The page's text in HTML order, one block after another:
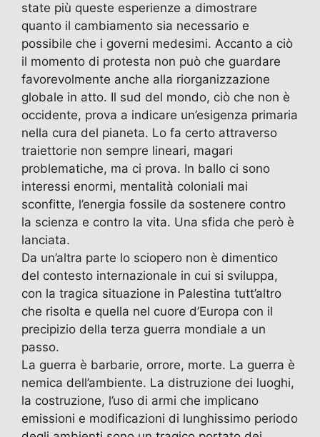
state più queste esperienze a dimostrare
quanto il cambiamento sia necessario e
possibile che i governi medesimi. Accanto a ciò
il momento di protesta non può che guardare
favorevolmente anche alla riorganizzazione
globale in atto. Il sud del mondo, ciò che non è
occidente, prova a indicare un’esigenza primaria
nella cura del pianeta. Lo fa certo attraverso
traiettorie non sempre lineari, magari
problematiche, ma ci prova. In ballo ci sono
interessi enormi, mentalità coloniali mai
sconfitte, l’energia fossile da sostenere contro
la scienza e contro la vita. Una sfida che però è
lanciata.
Da un’altra parte lo sciopero non è dimentico
del contesto internazionale in cui si sviluppa,
con la tragica situazione in Palestina tutt’altro
che risolta e quella nel cuore d’Europa con il
precipizio della terza guerra mondiale a un
passo.
La guerra è barbarie, orrore, morte. La guerra è
nemica dell’ambiente. La distruzione dei luoghi,
la costruzione, l’uso di armi che implicano
emissioni e modificazioni di lunghissimo periodo